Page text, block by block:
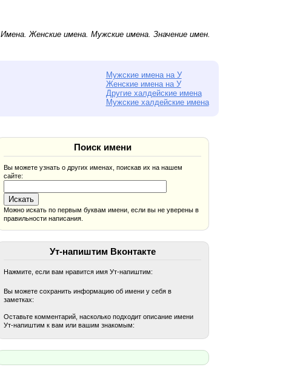
Имена.Женские имена.Мужские имена. Значение имен.
Мужские имена на У
Женские имена на У
Другие халдейские имена
Мужские халдейские имена
Поиск имени
Вы можете узнать о других именах, поискав их на нашем
сайте:
Можно искать по первым буквам имени, если вы не уверены в
правильности написания.
Ут-напиштим Вконтакте
Нажмите, если вам нравится имя Ут-напиштим:
Вы можете сохранить информацию об имени у себя в
заметках:
Оставьте комментарий, насколько подходит описание имени
Ут-напиштим к вам или вашим знакомым: